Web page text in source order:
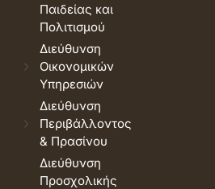
Παιδείας και
Πολιτισμού
Διεύθυνση
Οικονομικών
Υπηρεσιών
Διεύθυνση
Περιβάλλοντος
& Πρασίνου
Διεύθυνση
Προσχολικής